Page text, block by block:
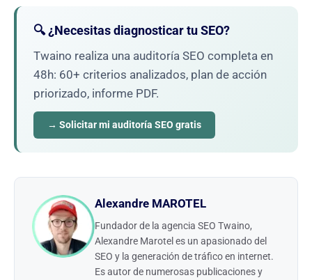
🔍 ¿Necesitas diagnosticar tu SEO?
Twaino realiza una auditoría SEO completa en
48h: 60+ criterios analizados, plan de acción
priorizado, informe PDF.
→ Solicitar mi auditoría SEO gratis
Alexandre MAROTEL
Fundador de la agencia SEO Twaino,
Alexandre Marotel es un apasionado del
SEO y la generación de tráfico en internet.
Es autor de numerosas publicaciones y